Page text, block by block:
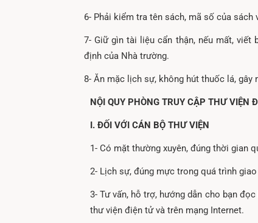
6- Phải kiểm tra tên sách, mã số của
7- Giữ gìn tài liệu cẩn thận, nếu mất,
định của Nhà trường.
8- Ăn mặc lịch sự, không hút thuốc lá, gây
NỘI QUY PHÒNG TRUY CẬP THƯ VIỆN
I. ĐỐI VỚI CÁN BỘ THƯ VIỆN
1- Có mặt thường xuyên, đúng thời gian
2- Lịch sự, đúng mực trong quá trình
3- Tư vấn, hỗ trợ, hướng dẫn cho bạn
thư viện điện tử và trên mạng Internet.